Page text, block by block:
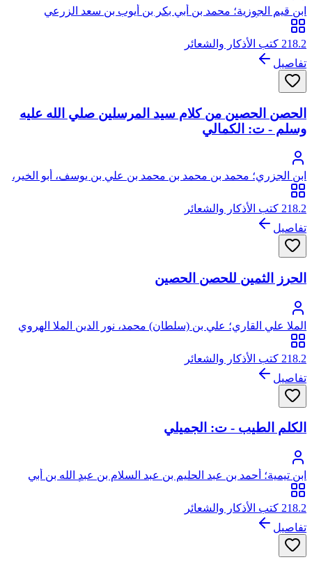
ابن قيم الجوزية؛ محمد بن أبي بكر بن أيوب بن سعد الزرعي
الدمشقي، أبو عبد الله، شمس الدين
218.2 كتب الأذكار والشعائر
تفاصيل
الحصن الحصين من كلام سيد المرسلين صلي الله عليه
وسلم - ت: الكمالي
ابن الجزري؛ محمد بن محمد بن محمد بن علي بن يوسف، أبو الخير،
شمس الدين، العمري الدمشقي ثم الشيرازي الشافعي، الشهير بابن
الجزري
218.2 كتب الأذكار والشعائر
تفاصيل
الحرز الثمين للحصن الحصين
الملا علي القاري؛ علي بن (سلطان) محمد، نور الدين الملا الهروي
القاري
218.2 كتب الأذكار والشعائر
تفاصيل
الكلم الطيب - ت: الجميلي
ابن تيمية؛ أحمد بن عبد الحليم بن عبد السلام بن عبد الله بن أبي
القاسم الخضر النميري الحراني الدمشقي الحنبلي، أبو العباس، تقي
الدين ابن تيمية
218.2 كتب الأذكار والشعائر
تفاصيل